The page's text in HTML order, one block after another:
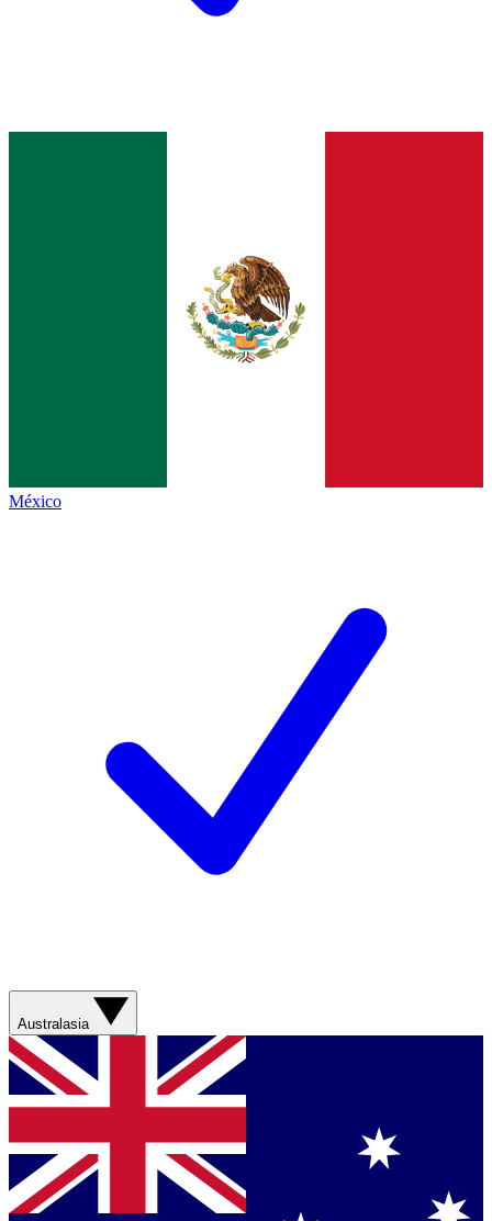
México
Australasia